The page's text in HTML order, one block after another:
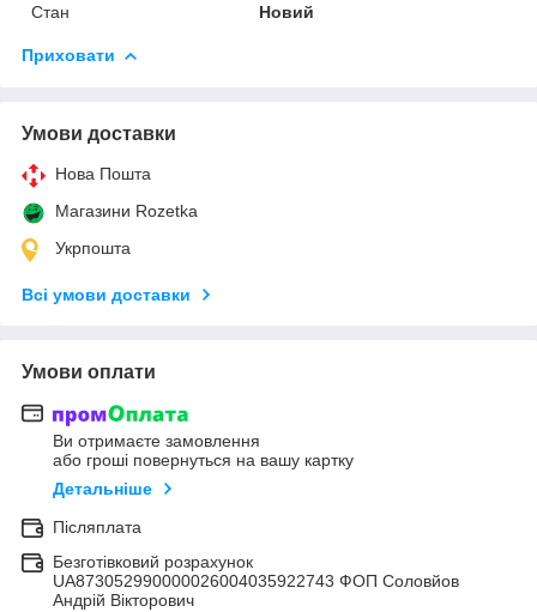
Стан
Новий
Приховати
Умови доставки
Нова Пошта
Магазини Rozetka
Укрпошта
Всі умови доставки
Умови оплати
Ви отримаєте замовлення
або гроші повернуться на вашу картку
Детальніше
Післяплата
Безготівковий розрахунок
UA873052990000026004035922743 ФОП Соловйов
Андрій Вікторович